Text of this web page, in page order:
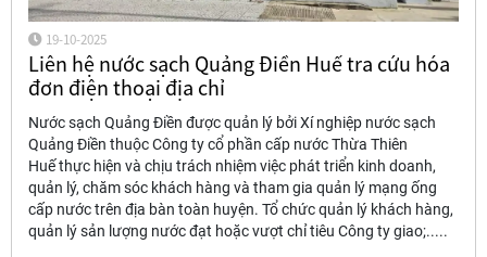
19-10-2025
Liên hệ nước sạch Quảng Điền Huế tra cứu hóa
đơn điện thoại địa chỉ
Nước sạch Quảng Điền được quản lý bởi Xí nghiệp nước sạch
Quảng Điền thuộc Công ty cổ phần cấp nước Thừa Thiên
Huế thực hiện và chịu trách nhiệm việc phát triển kinh doanh,
quản lý, chăm sóc khách hàng và tham gia quản lý mạng ống
cấp nước trên địa bàn toàn huyện. Tổ chức quản lý khách hàng,
quản lý sản lượng nước đạt hoặc vượt chỉ tiêu Công ty giao;.....